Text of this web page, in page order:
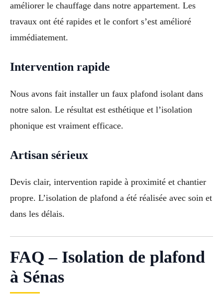
améliorer le chauffage dans notre appartement. Les
travaux ont été rapides et le confort s’est amélioré
immédiatement.
Intervention rapide
Nous avons fait installer un faux plafond isolant dans
notre salon. Le résultat est esthétique et l’isolation
phonique est vraiment efficace.
Artisan sérieux
Devis clair, intervention rapide à proximité et chantier
propre. L’isolation de plafond a été réalisée avec soin et
dans les délais.
FAQ – Isolation de plafond
à Sénas